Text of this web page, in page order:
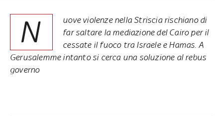
N
uove violenze nella Striscia rischiano di
far saltare la mediazione del Cairo per il
cessate il fuoco tra Israele e Hamas. A
Gerusalemme intanto si cerca una soluzione al rebus
governo